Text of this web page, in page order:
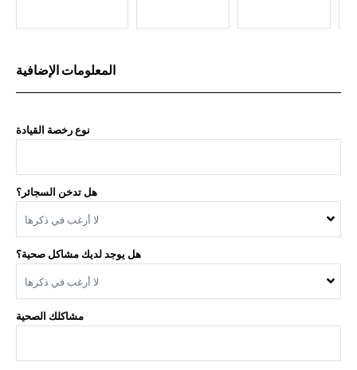
المعلومات الإضافية
نوع رخصة القيادة
هل تدخن السجائر؟
لا أرغب في ذكرها
هل يوجد لديك مشاكل صحية؟
لا أرغب في ذكرها
مشاكلك الصحية